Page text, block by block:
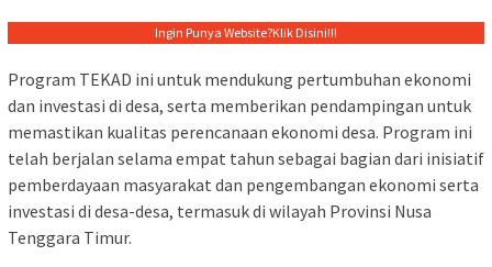
Ingin Punya Website?Klik Disini!!!
Program TEKAD ini untuk mendukung pertumbuhan ekonomi
dan investasi di desa, serta memberikan pendampingan untuk
memastikan kualitas perencanaan ekonomi desa. Program ini
telah berjalan selama empat tahun sebagai bagian dari inisiatif
pemberdayaan masyarakat dan pengembangan ekonomi serta
investasi di desa-desa, termasuk di wilayah Provinsi Nusa
Tenggara Timur.